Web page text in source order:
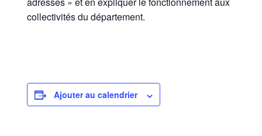
collectivités du département.
Ajouter au calendrier